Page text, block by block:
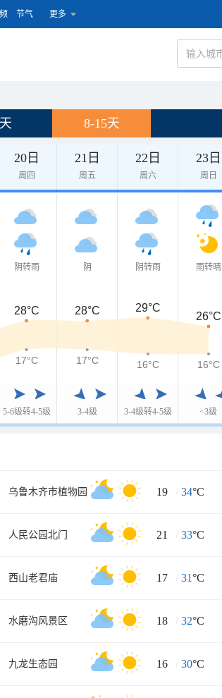
节气 更多
8-15天
20日
周四
21日
周五
22日
周六
23日
周日
阴转雨
5-6级转4-5级
阴
3-4级
阴转雨
3-4级转4-5级
雨转晴
<3级
28°C 28°C 29°C
26°C
17°C 17°C 16°C 16°C
乌鲁木齐市植物园 19 / 34°C
人民公园北门 21 / 33°C
西山老君庙 17 / 31°C
水磨沟风景区 18 / 32°C
九龙生态园 16 / 30°C